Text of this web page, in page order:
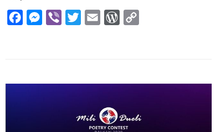
Facebook
Messenger
ViberTwitter
EmailWordPress